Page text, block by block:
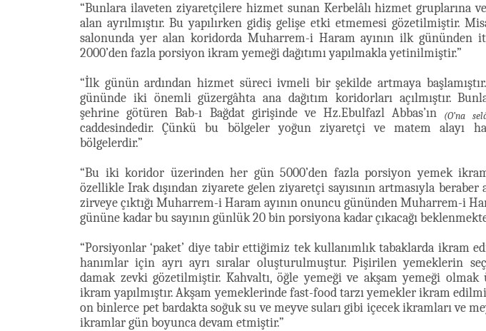
“Bunlara ilaveten ziyaretçilere hizmet sunan Kerbelâlı hizmet gruplarına
alan ayrılmıştır. Bu yapılırken gidiş gelişe etki etmemesi gözetilmiştir.
salonunda yer alan koridorda Muharrem-i Haram ayının ilk gününden
2000’den fazla porsiyon ikram yemeği dağıtımı yapılmakla yetinilmiştir.”
“İlk günün ardından hizmet süreci ivmeli bir şekilde artmaya
gününde iki önemli güzergâhta ana dağıtım koridorları açılmıştır.
şehrine götüren Bab-ı Bağdat girişinde ve Hz.Ebulfazl Abbas’ın
(O’na
caddesindedir. Çünkü bu bölgeler yoğun ziyaretçi ve matem alayı
bölgelerdir.”
“Bu iki koridor üzerinden her gün 5000’den fazla porsiyon yemek
özellikle Irak dışından ziyarete gelen ziyaretçi sayısının artmasıyla beraber
zirveye çıktığı Muharrem-i Haram ayının onuncu gününden Muharrem-i
gününe kadar bu sayının günlük 20 bin porsiyona kadar çıkacağı
“Porsiyonlar ‘paket’ diye tabir ettiğimiz tek kullanımlık tabaklarda ikram
hanımlar için ayrı ayrı sıralar oluşturulmuştur. Pişirilen yemeklerin
damak zevki gözetilmiştir. Kahvaltı, öğle yemeği ve akşam yemeği
ikram yapılmıştır. Akşam yemeklerinde fast-food tarzı yemekler ikram
on binlerce pet bardakta soğuk su ve meyve suları gibi içecek ikramları ve
ikramlar gün boyunca devam etmiştir.”